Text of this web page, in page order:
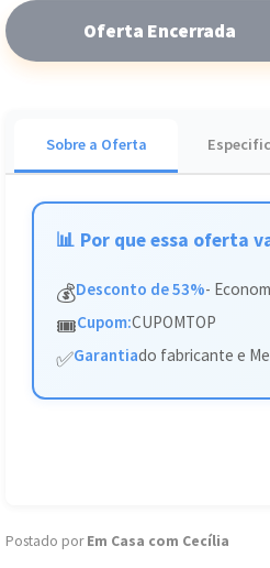
Oferta Encerrada
Sobre a Oferta
📊 Por que essa oferta
💰Desconto de 53%-
🎟️Cupom:CUPOMTOP
✅Garantiado fabricante e
Postado porEm Casa com Cecília